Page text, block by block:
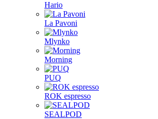
Hario
La Pavoni
Mlynko
Morning
PUQ
ROK espresso
SEALPOD